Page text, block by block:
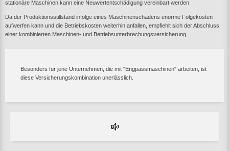
stationäre Maschinen kann eine Neuwertentschädigung vereinbart werden.
Da der Produktionsstillstand infolge eines Maschinenschadens enorme Folgekosten
aufwerfen kann und die Betriebskosten weiterhin anfallen, empfiehlt sich der Abschluss
einer kombinierten Maschinen- und Betriebsunterbrechungsversicherung.
Besonders für jene Unternehmen, die mit "Engpassmaschinen" arbeiten, ist
diese Versicherungskombination unerlässlich.